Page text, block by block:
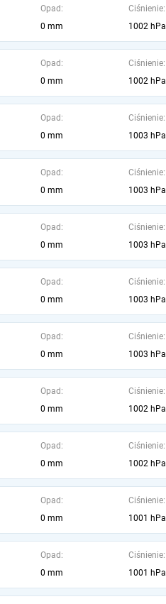
Opad:
0 mm
Ciśnienie:
1002 hPa
Opad:
0 mm
Ciśnienie:
1002 hPa
Opad:
0 mm
Ciśnienie:
1003 hPa
Opad:
0 mm
Ciśnienie:
1003 hPa
Opad:
0 mm
Ciśnienie:
1003 hPa
Opad:
0 mm
Ciśnienie:
1003 hPa
Opad:
0 mm
Ciśnienie:
1003 hPa
Opad:
0 mm
Ciśnienie:
1002 hPa
Opad:
0 mm
Ciśnienie:
1002 hPa
Opad:
0 mm
Ciśnienie:
1001 hPa
Opad:
0 mm
Ciśnienie:
1001 hPa